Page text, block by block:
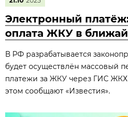
Электронный
оплата ЖКУ в
В РФ разрабатывается
будет осуществлён массовый
платежи за ЖКУ через ГИС ЖКХ
этом сообщают «Известия».